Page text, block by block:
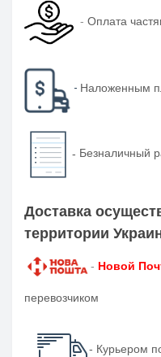
- Оплата
- Наложенным
- Безналичный
Доставка
территории
- Новой
перевозчиком
- Курьером